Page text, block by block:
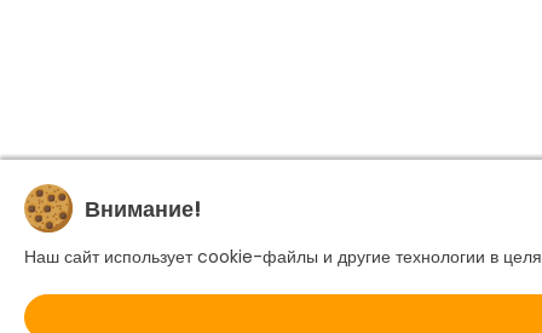
Внимание!
Наш сайт использует cookie-файлы и другие технологии в